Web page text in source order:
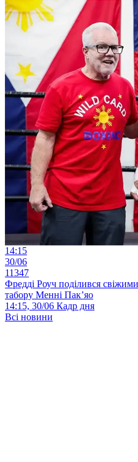
14:15
30/06
11347
Фредді Роуч поділився
табору Менні Пак’яо
14:15, 30/06 Кадр дня
Всі новини